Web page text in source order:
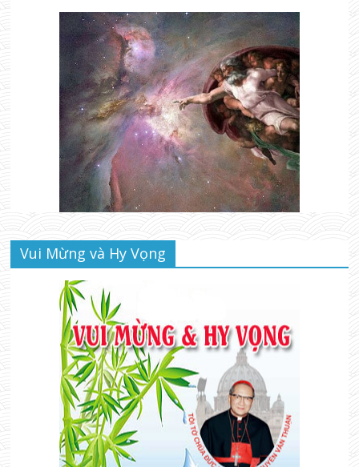
Vui Mừng và Hy Vọng